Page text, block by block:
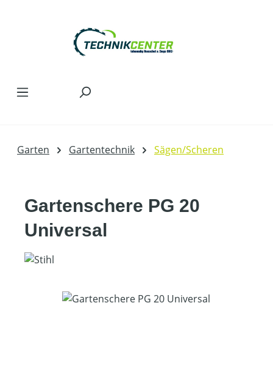
Garten Gartentechnik Sägen/Scheren
Gartenschere PG 20
Universal
Bildergalerie überspringen